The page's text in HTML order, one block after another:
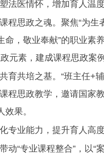
法医情怀，增加育人温
程思政之魂。聚焦“为生
命，敬业奉献”的职业
元素，建成课程思政案
育共培之基。“班主任+
程思政教学，邀请国
效果。
专业能力，提升育人高
动“专业课程整合”，以“